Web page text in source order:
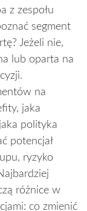
z zespołu
segment
Jeżeli nie,
lub oparta na
na
jaka
polityka
potencjał
ryzyko
różnice w
co zmienić